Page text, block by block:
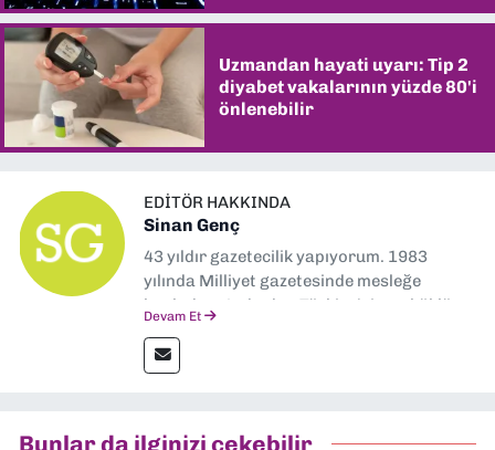
Uzmandan hayati uyarı: Tip 2
diyabet vakalarının yüzde 80'i
önlenebilir
EDITÖR HAKKINDA
Sinan Genç
43 yıldır gazetecilik yapıyorum. 1983
yılında Milliyet gazetesinde mesleğe
başladım. Ardından Türkiye’nin en köklü
muhabir, editör, müdür yardımcısı ve spor
müdürü olarak görev yaptım. Ayrıca Yeni
Devam Et
Bunlar da ilginizi çekebilir